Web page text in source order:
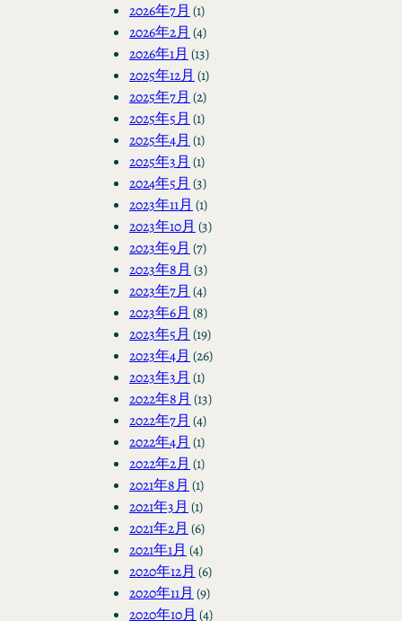
2026年7月 (1)
2026年2月 (4)
2026年1月 (13)
2025年12月 (1)
2025年7月 (2)
2025年5月 (1)
2025年4月 (1)
2025年3月 (1)
2024年5月 (3)
2023年11月 (1)
2023年10月 (3)
2023年9月 (7)
2023年8月 (3)
2023年7月 (4)
2023年6月 (8)
2023年5月 (19)
2023年4月 (26)
2023年3月 (1)
2022年8月 (13)
2022年7月 (4)
2022年4月 (1)
2022年2月 (1)
2021年8月 (1)
2021年3月 (1)
2021年2月 (6)
2021年1月 (4)
2020年12月 (6)
2020年11月 (9)
2020年10月 (4)